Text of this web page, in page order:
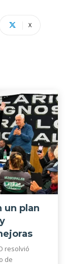
X
un plan
resolvió
de